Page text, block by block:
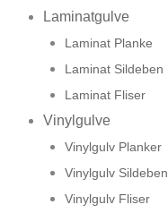
Laminatgulve
Laminat Planke
Laminat Sildeben
Laminat Fliser
Vinylgulve
Vinylgulv Planker
Vinylgulv Sildeben
Vinylgulv Fliser